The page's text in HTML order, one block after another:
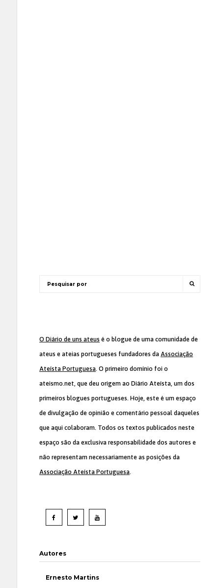
O Diário de uns ateus é o blogue de uma comunidade de
ateus e ateias portugueses fundadores da Associação
Ateísta Portuguesa. O primeiro domínio foi o
ateismo.net, que deu origem ao Diário Ateísta, um dos
primeiros blogues portugueses. Hoje, este é um espaço
de divulgação de opinião e comentário pessoal daqueles
que aqui colaboram. Todos os textos publicados neste
espaço são da exclusiva responsabilidade dos autores e
não representam necessariamente as posições da
Associação Ateísta Portuguesa.
Autores
Ernesto Martins